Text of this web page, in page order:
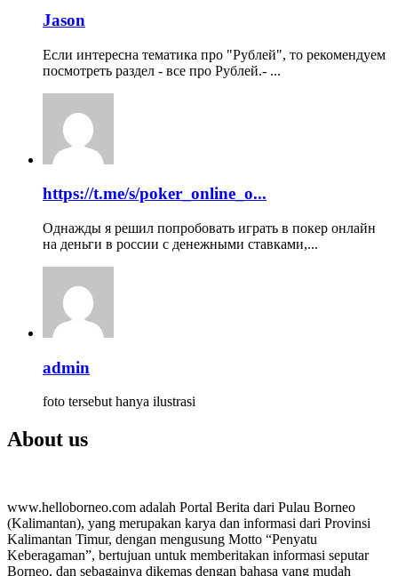
Jason
Если интересна тематика про "Рублей", то рекомендуем
посмотреть раздел - все про Рублей.- ...
https://t.me/s/poker_online_o...
Однажды я решил попробовать играть в покер онлайн
на деньги в россии с денежными ставками,...
admin
foto tersebut hanya ilustrasi
About us
www.helloborneo.com adalah Portal Berita dari Pulau Borneo
(Kalimantan), yang merupakan karya dan informasi dari Provinsi
Kalimantan Timur, dengan mengusung Motto “Penyatu
Keberagaman”, bertujuan untuk memberitakan informasi seputar
Borneo, dan sebagainya dikemas dengan bahasa yang mudah